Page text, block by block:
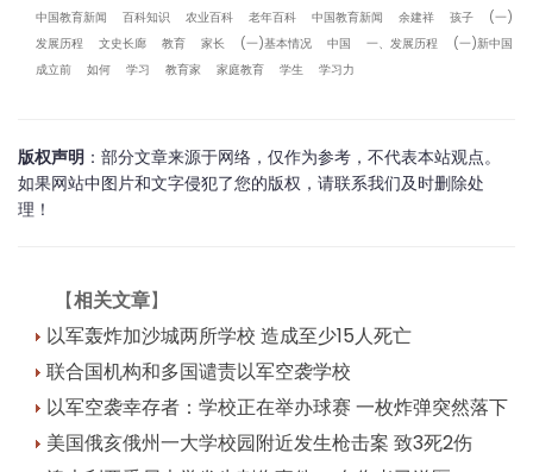
中国教育新闻 百科知识 农业百科 老年百科 中国教育新闻 余建祥 孩子
(一)
发展历程
文史长廊 教育 家长 (一)基本情况 中国 一、发展历程
(一)新中国
成立前
如何 学习 教育家 家庭教育 学生 学习力
版权声明 ：部分文章来源于网络，仅作为参考，不代表本站观点。
如果网站中图片和文字侵犯了您的版权，请联系我们及时删除处
理！
【相关文章】
以军轰炸加沙城两所学校 造成至少15人死亡
联合国机构和多国谴责以军空袭学校
以军空袭幸存者：学校正在举办球赛 一枚炸弹突然落下
美国俄亥俄州一大学校园附近发生枪击案 致3死2伤